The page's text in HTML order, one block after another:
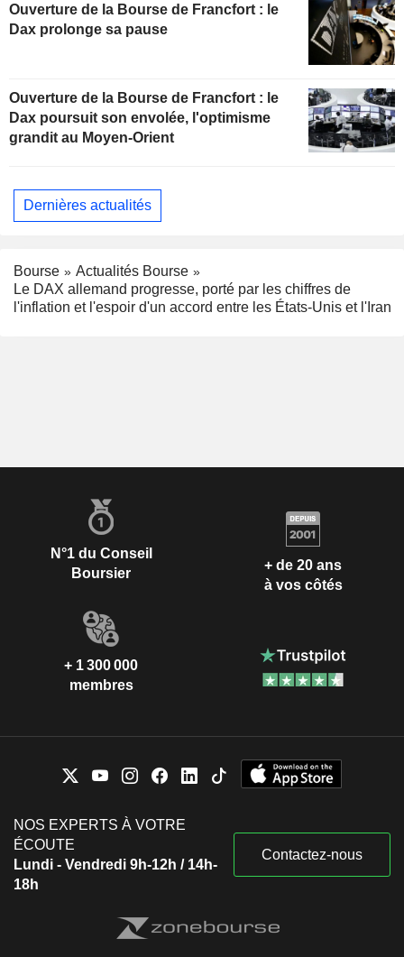
Ouverture de la Bourse de Francfort : le
Dax prolonge sa pause
Ouverture de la Bourse de Francfort : le
Dax poursuit son envolée, l'optimisme
grandit au Moyen-Orient
Dernières actualités
Bourse
Actualités Bourse
Le DAX allemand progresse, porté par les chiffres de
l'inflation et l'espoir d'un accord entre les États-Unis et l'Iran
N°1 du Conseil
Boursier
+ de 20 ans
à vos côtés
+ 1 300 000
membres
NOS EXPERTS À VOTRE
ÉCOUTE
Lundi - Vendredi 9h-12h / 14h-
18h
Contactez-nous